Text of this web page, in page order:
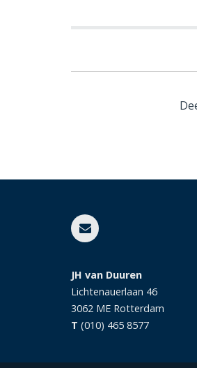
JH van Duuren
Lichtenauerlaan 46
3062 ME Rotterdam
T (010) 465 8577